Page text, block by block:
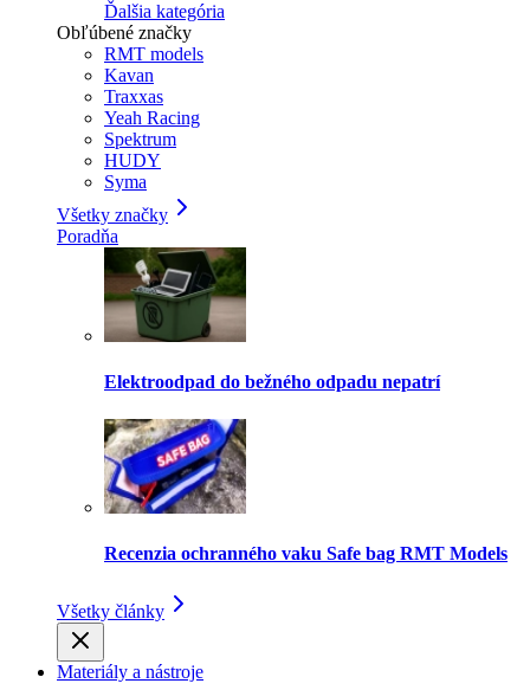
Ďalšia kategória
Obľúbené značky
RMT models
Kavan
Traxxas
Yeah Racing
Spektrum
HUDY
Syma
Všetky značky
Poradňa
Elektroodpad do bežného odpadu nepatrí
Recenzia ochranného vaku Safe bag RMT Models
Všetky články
Materiály a nástroje